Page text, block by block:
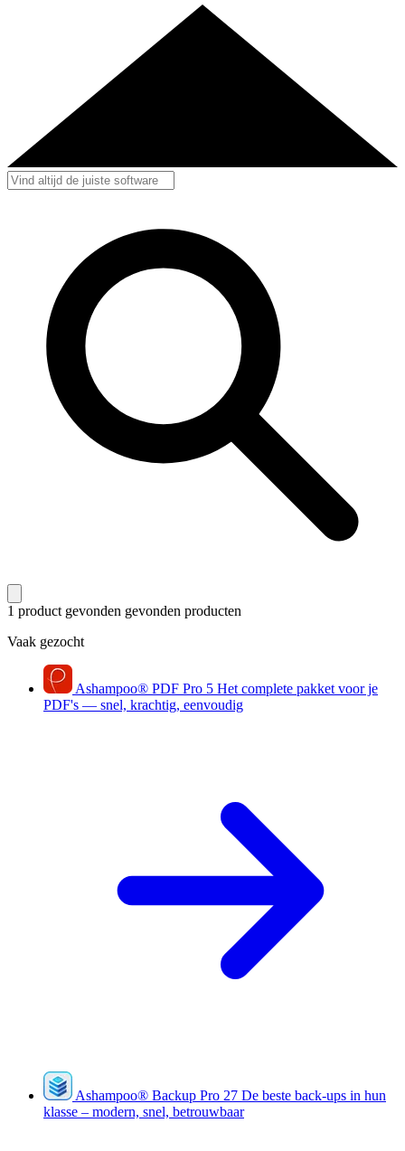
1 product gevonden gevonden producten
Vaak gezocht
Ashampoo® PDF Pro 5 Het complete pakket voor je
PDF's — snel, krachtig, eenvoudig
Ashampoo® Backup Pro 27 De beste back-ups in hun
klasse – modern, snel, betrouwbaar